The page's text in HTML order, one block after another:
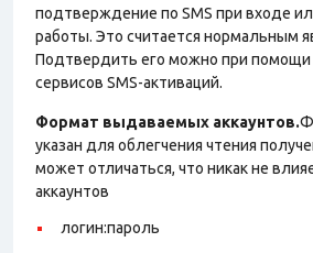
подтверждение по SMS при входе
работы. Это считается нормальным
Подтвердить его можно при помощи
сервисов SMS-активаций.
Формат выдаваемых аккаунтов.
указан для облегчения чтения
может отличаться, что никак не
аккаунтов
логин:пароль